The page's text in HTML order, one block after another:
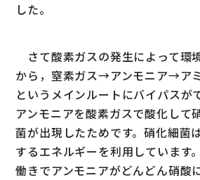
した。
さて酸素ガスの発生によって環
から，窒素ガス→アンモニア→ア
というメインルートにバイパスが
アンモニアを酸素ガスで酸化して
菌が出現したためです。硝化細菌
するエネルギーを利用しています
働きでアンモニアがどんどん硝酸